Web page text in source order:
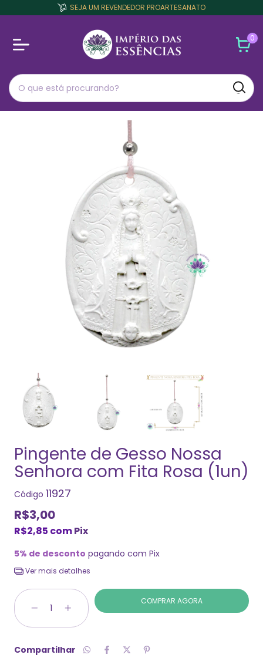
SEJA UM REVENDEDOR PROARTESANATO
0
Pingente de Gesso Nossa
Senhora com Fita Rosa (1un)
Código 11927
R$3,00
R$2,85 comPix
5% de desconto pagando com Pix
Ver mais detalhes
Compartilhar